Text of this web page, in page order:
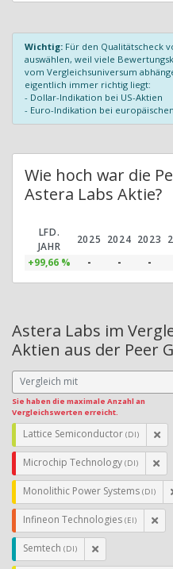
Wichtig: Für den Qualitätscheck
auswählen, weil viele
vom Vergleichsuniversum
eigentlich immer richtig liegt:
- Dollar-Indikation bei US-Aktien
- Euro-Indikation bei
Wie hoch war die
Astera Labs Aktie?
LFD.
JAHR
2025 2024 2023
+99,66 %
- - -
Astera Labs im
Aktien aus der Peer
Sie haben die maximale Anzahl an
Vergleichswerten erreicht.
Lattice Semiconductor (DI)
Microchip Technology (DI)
Monolithic Power Systems (DI)
Infineon Technologies (EI)
Semtech (DI)